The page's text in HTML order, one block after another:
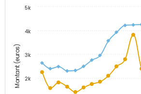
Montant (euros) 2k
3k
4k
5k